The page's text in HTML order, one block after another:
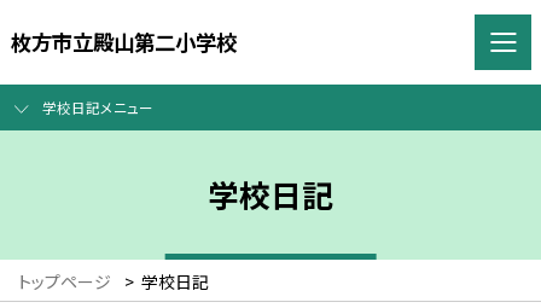
枚方市立殿山第二小学校
学校日記メニュー
学校日記
トップページ > 学校日記